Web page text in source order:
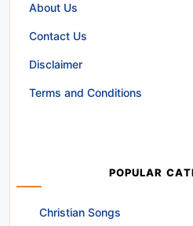
About Us
Contact Us
Disclaimer
Terms and Conditions
POPULAR
Christian Songs